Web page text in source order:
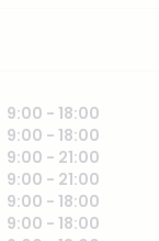
9:00 - 18:00
9:00 - 18:00
9:00 - 21:00
9:00 - 21:00
9:00 - 18:00
9:00 - 18:00